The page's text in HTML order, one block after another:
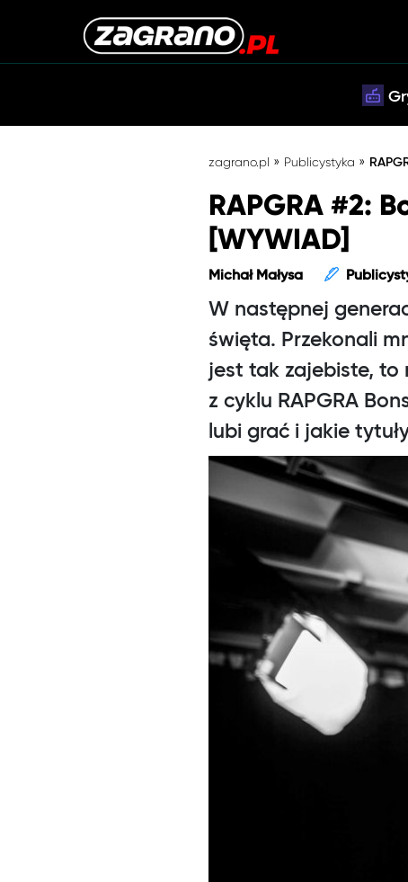
zagrano.pl » Publicystyka »
RAPGRA #2:
[WYWIAD]
Michał Małysa
W następnej
święta. Przekonali
jest tak zajebiste, to
z cyklu RAPGRA
lubi grać i jakie